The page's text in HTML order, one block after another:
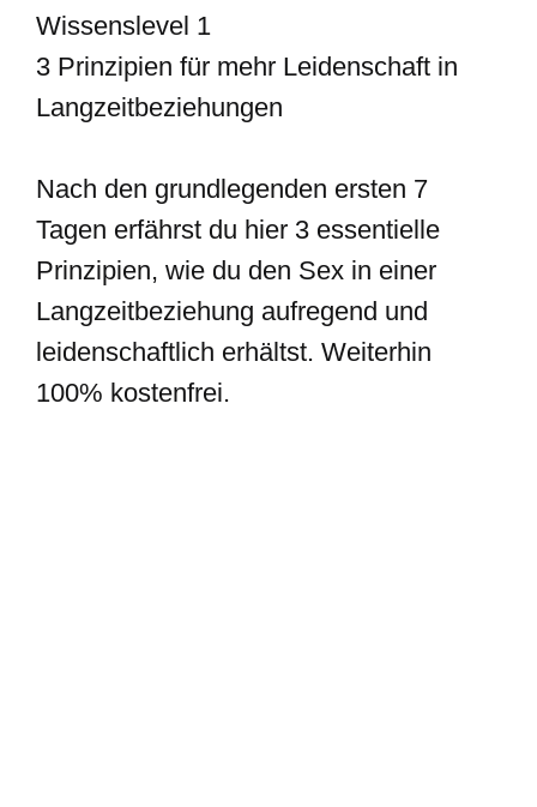
Wissenslevel 1
3 Prinzipien für mehr Leidenschaft in
Langzeitbeziehungen
Nach den grundlegenden ersten 7
Tagen erfährst du hier 3 essentielle
Prinzipien, wie du den Sex in einer
Langzeitbeziehung aufregend und
leidenschaftlich erhältst. Weiterhin
100% kostenfrei.